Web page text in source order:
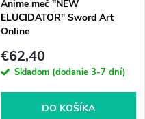
Anime meč "NEW
ELUCIDATOR" Sword Art
Online
€62,40
Skladom (dodanie 3-7 dní)
DO KOŠÍKA